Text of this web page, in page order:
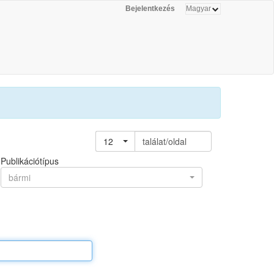
Bejelentkezés
12
találat/oldal
Publikációtípus
bármi